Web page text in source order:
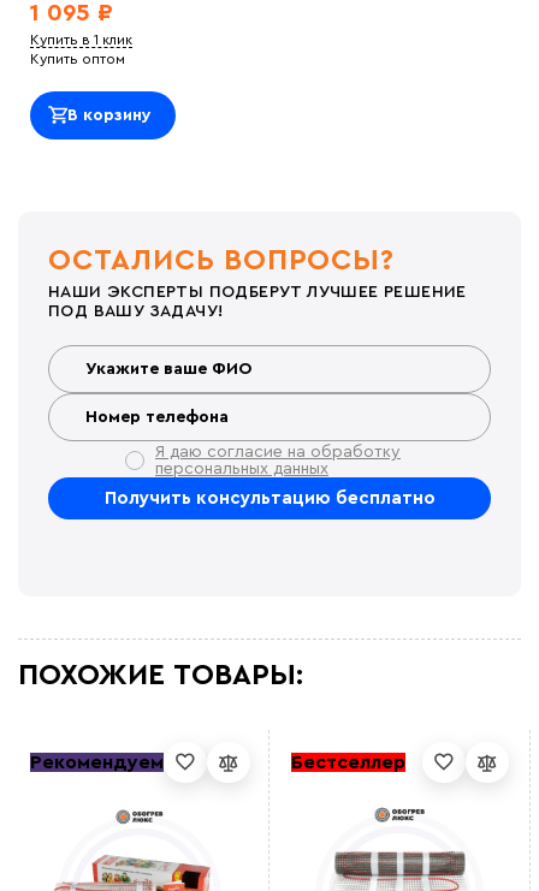
1 095 ₽
Купить в 1 клик
Купить оптом
В корзину
ОСТАЛИСЬ ВОПРОСЫ?
НАШИ ЭКСПЕРТЫ ПОДБЕРУТ ЛУЧШЕЕ РЕШЕНИЕ
ПОД ВАШУ ЗАДАЧУ!
Я даю согласие на обработку
персональных данных
ПОХОЖИЕ ТОВАРЫ:
Рекомендуем Бестселлер